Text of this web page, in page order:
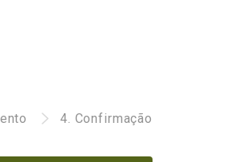
4. Confirmação